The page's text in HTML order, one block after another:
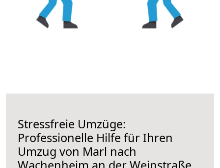
Stressfreie Umzüge:
Professionelle Hilfe für Ihren
Umzug von Marl nach